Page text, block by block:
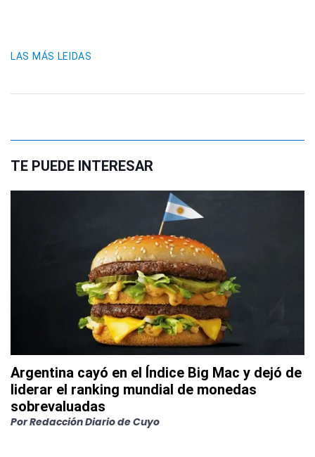
LAS MÁS LEIDAS
TE PUEDE INTERESAR
Argentina cayó en el Índice Big Mac y dejó de
liderar el ranking mundial de monedas
sobrevaluadas
PorRedacción Diario de Cuyo